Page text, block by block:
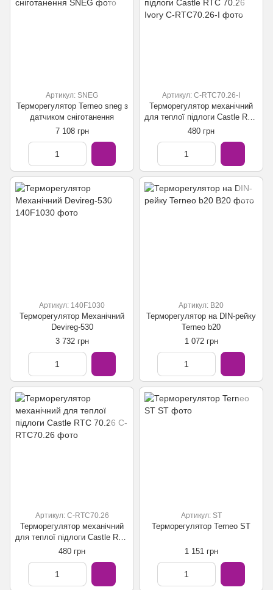
Артикул: SNEG
Терморегулятор Terneo sneg з
датчиком сніготанення
7 108 грн
Артикул: C-RTC70.26-I
Терморегулятор механічний
для теплої підлоги Castle RTC
70.26 Ivory
480 грн
Артикул: 140F1030
Терморегулятор Механічний
Devireg-530
3 732 грн
Артикул: B20
Терморегулятор на DIN-рейку
Terneo b20
1 072 грн
Артикул: C-RTC70.26
Терморегулятор механічний
для теплої підлоги Castle RTC
70.26
480 грн
Артикул: ST
Терморегулятор Terneo ST
1 151 грн